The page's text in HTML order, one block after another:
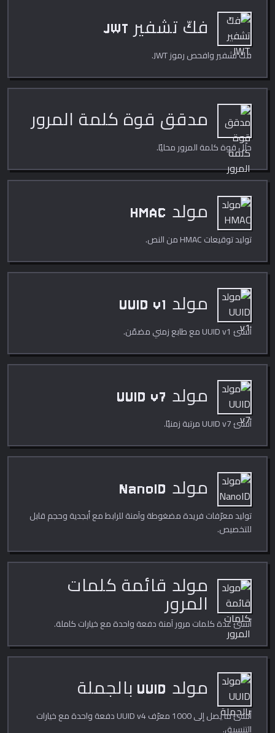
فكّ تشفير JWT
فكّ تشفير وافحص رموز JWT.
مدقق قوة كلمة المرور
حلّل قوة كلمة المرور محليًا.
مولد HMAC
توليد توقيعات HMAC من النص.
مولد UUID v1
أنشئ UUID v1 مع طابع زمني مضمّن.
مولد UUID v7
أنشئ UUID v7 مرتبة زمنيًا.
مولد NanoID
توليد معرّفات فريدة مضغوطة وآمنة للرابط مع أبجدية وحجم قابل
للتخصيص.
مولد قائمة كلمات
المرور
أنشئ عدة كلمات مرور آمنة دفعة واحدة مع خيارات كاملة.
مولد UUID بالجملة
أنشئ ما يصل إلى 1000 معرّف UUID v4 دفعة واحدة مع خيارات
التنسيق.